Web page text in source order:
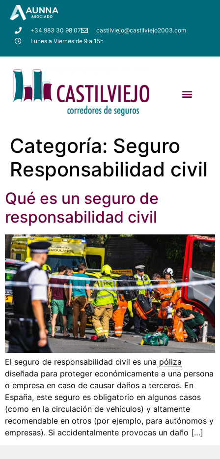
+34 983 30 98 07
castilviejo@castilviejo2003.com
Lunes a Viernes de 9 a 15h
Categoría: Seguro
Responsabilidad civil
Qué es un seguro de
responsabilidad civil
El seguro de responsabilidad civil es una póliza
diseñada para proteger económicamente a una persona
o empresa en caso de causar daños a terceros. En
España, este seguro es obligatorio en algunos casos
(como en la circulación de vehículos) y altamente
recomendable en otros (por ejemplo, para autónomos y
empresas). Si accidentalmente provocas un daño […]